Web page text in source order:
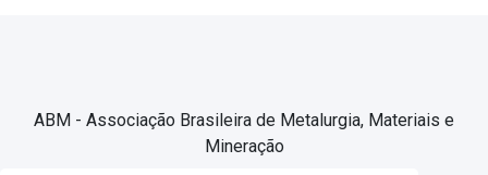
ABM - Associação Brasileira de Metalurgia, Materiais e
Mineração